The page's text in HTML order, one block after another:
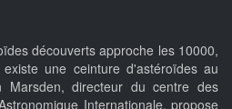
découverts approche les 10000,
une ceinture d'astéroïdes au
directeur du centre des
Internationale, propose